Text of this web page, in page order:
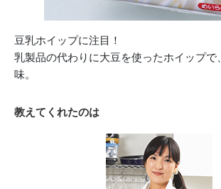
豆乳ホイップに注目！
乳製品の代わりに大豆を使ったホイップで
味。
教えてくれたのは